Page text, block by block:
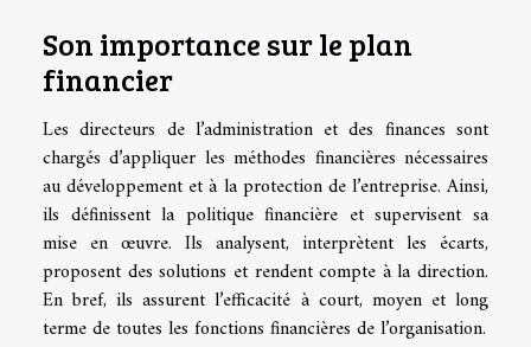
Son importance sur le plan
financier
Les directeurs de l’administration et des finances sont
chargés d’appliquer les méthodes financières nécessaires
au développement et à la protection de l’entreprise. Ainsi,
ils définissent la politique financière et supervisent sa
mise en œuvre. Ils analysent, interprètent les écarts,
proposent des solutions et rendent compte à la direction.
En bref, ils assurent l’efficacité à court, moyen et long
terme de toutes les fonctions financières de l’organisation.